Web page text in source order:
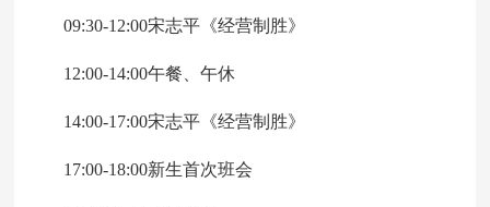
09:30-12:00宋志平《经营制胜》
12:00-14:00午餐、午休
14:00-17:00宋志平《经营制胜》
17:00-18:00新生首次班会